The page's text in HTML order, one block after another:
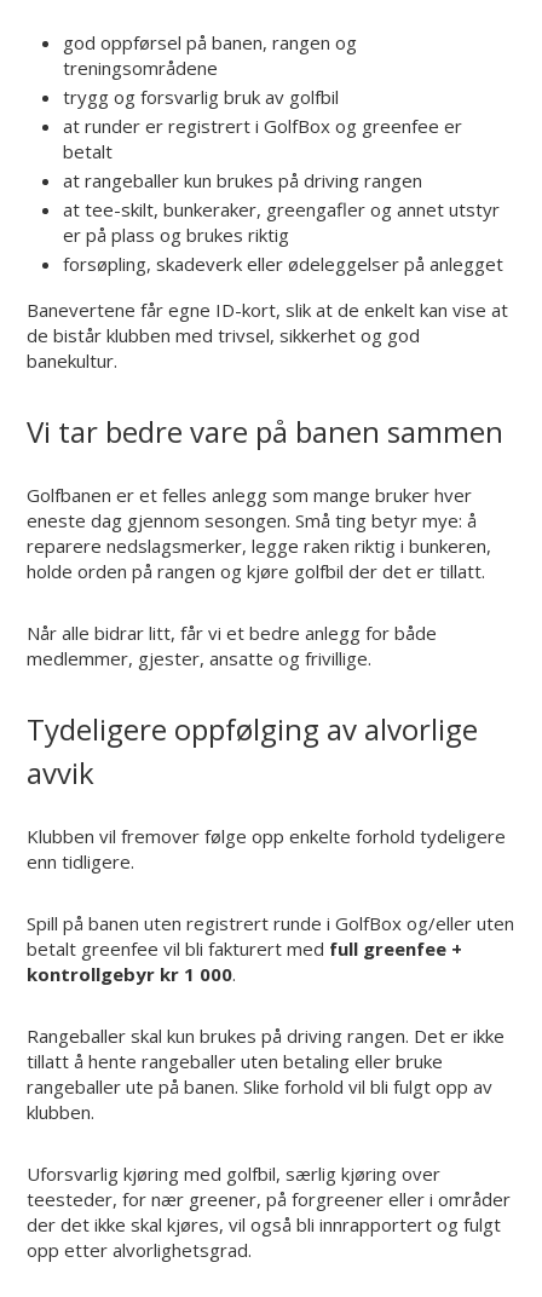
god oppførsel på banen, rangen og
treningsområdene
trygg og forsvarlig bruk av golfbil
at runder er registrert i GolfBox og greenfee er
betalt
at rangeballer kun brukes på driving rangen
at tee-skilt, bunkeraker, greengafler og annet utstyr
er på plass og brukes riktig
forsøpling, skadeverk eller ødeleggelser på anlegget
Banevertene får egne ID-kort, slik at de enkelt kan vise at
de bistår klubben med trivsel, sikkerhet og god
banekultur.
Vi tar bedre vare på banen sammen
Golfbanen er et felles anlegg som mange bruker hver
eneste dag gjennom sesongen. Små ting betyr mye: å
reparere nedslagsmerker, legge raken riktig i bunkeren,
holde orden på rangen og kjøre golfbil der det er tillatt.
Når alle bidrar litt, får vi et bedre anlegg for både
medlemmer, gjester, ansatte og frivillige.
Tydeligere oppfølging av alvorlige
avvik
Klubben vil fremover følge opp enkelte forhold tydeligere
enn tidligere.
Spill på banen uten registrert runde i GolfBox og/eller uten
betalt greenfee vil bli fakturert med full greenfee +
kontrollgebyr kr 1 000.
Rangeballer skal kun brukes på driving rangen. Det er ikke
tillatt å hente rangeballer uten betaling eller bruke
rangeballer ute på banen. Slike forhold vil bli fulgt opp av
klubben.
Uforsvarlig kjøring med golfbil, særlig kjøring over
teesteder, for nær greener, på forgreener eller i områder
der det ikke skal kjøres, vil også bli innrapportert og fulgt
opp etter alvorlighetsgrad.